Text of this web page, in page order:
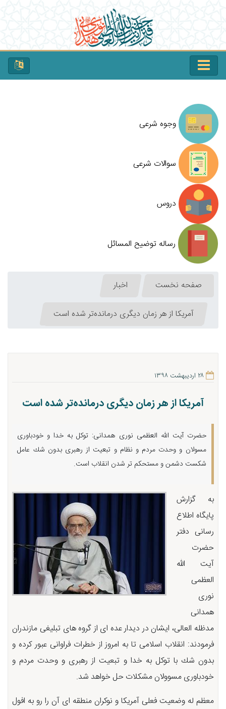
وجوه شرعی
سوالات شرعی
دروس
رساله توضیح المسائل
صفحه نخست اخبار
آمریكا از هر زمان دیگری درمانده‌تر شده است
۲۸ اردیبهشت ۱۳۹۸
آمریكا از هر زمان دیگری درمانده‌تر شده است
حضرت آیت الله العظمی نوری همدانی: توكل به خدا و خودباوری
مسولان و وحدت مردم و نظام و تبعیت از رهبری بدون شك عامل
شكست دشمن و مستحكم تر شدن انقلاب است.
به گزارش
پایگاه اطلاع
رسانی دفتر
حضرت
آیت الله
العظمی
نوری
همدانی
مدظله العالی، ایشان در دیدار عده ای از گروه های تبلیغی مازندران
فرمودند: انقلاب اسلامی تا به امروز از خطرات فراوانی عبور كرده و
بدون شك با توكل به خدا و تبعیت از رهبری و وحدت مردم و
خودباوری مسوولان مشكلات حل خواهد شد.
معظم له وضعیت فعلی آمریكا و نوكران منطقه ای آن را رو به افول